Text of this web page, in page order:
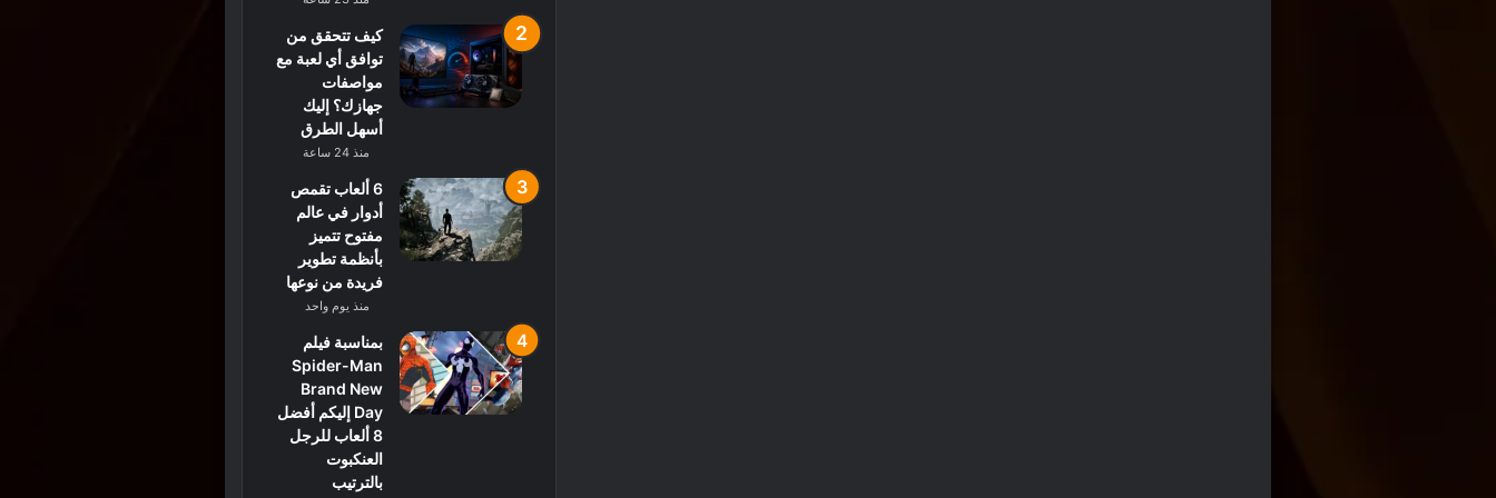
كيف تتحقق من
توافق أي لعبة مع
مواصفات
جهازك؟ إليك
أسهل الطرق
منذ 24 ساعة
6 ألعاب تقمص
أدوار في عالم
مفتوح تتميز
بأنظمة تطوير
فريدة من نوعها
منذ يوم واحد
بمناسبة فيلم
Spider-Man
Brand New
Day إليكم أفضل
8 ألعاب للرجل
العنكبوت
بالترتيب